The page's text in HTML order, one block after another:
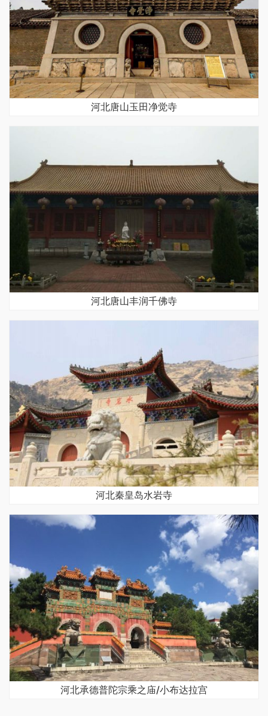
河北唐山玉田净觉寺
河北唐山丰润千佛寺
河北秦皇岛水岩寺
河北承德普陀宗乘之庙/小布达拉宫